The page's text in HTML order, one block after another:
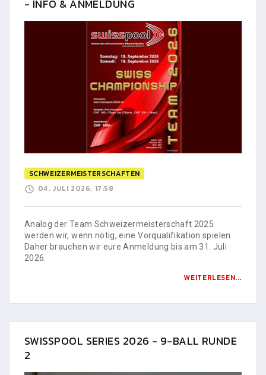
- INFO & ANMELDUNG
SCHWEIZERMEISTERSCHAFTEN
04. JULI 2026, 17:58
Analog der Team Schweizermeisterschaft 2025
werden wir, wenn nötig, eine Vorqualifikation spielen.
Daher brauchen wir eure Anmeldung bis am 31. Juli
2026.
WEITERLESEN...
SWISSPOOL SERIES 2026 - 9-BALL RUNDE
2